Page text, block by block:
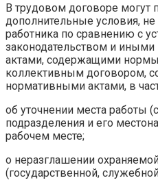
В трудовом договоре могут
дополнительные условия,
работника по сравнению с
законодательством и
актами, содержащими нормы
коллективным договором,
нормативными актами, в
об уточнении места работы
подразделения и его
рабочем месте;
о неразглашении
(государственной,